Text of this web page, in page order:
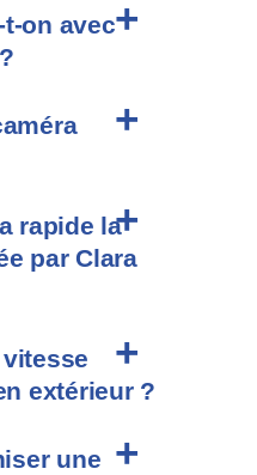
on avec
rapide la
par Clara
extérieur ?
une